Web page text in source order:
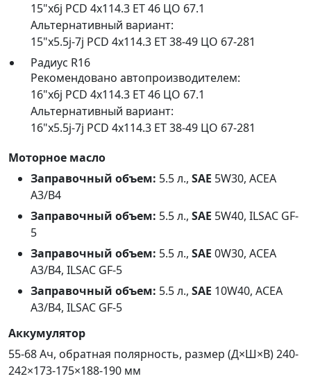
15"x6j PCD 4x114.3 ET 46 ЦО 67.1
Альтернативный вариант:
15"x5.5j-7j PCD 4x114.3 ET 38-49 ЦО 67-281
Радиус R16
Рекомендовано автопроизводителем:
16"x6j PCD 4x114.3 ET 46 ЦО 67.1
Альтернативный вариант:
16"x5.5j-7j PCD 4x114.3 ET 38-49 ЦО 67-281
Моторное масло
Заправочный объем: 5.5 л., SAE 5W30, ACEA
A3/B4
Заправочный объем: 5.5 л., SAE 5W40, ILSAC GF-
5
Заправочный объем: 5.5 л., SAE 0W30, ACEA
A3/B4, ILSAC GF-5
Заправочный объем: 5.5 л., SAE 10W40, ACEA
A3/B4, ILSAC GF-5
Аккумулятор
55-68 Ач, обратная полярность, размер (Д×Ш×В) 240-
242×173-175×188-190 мм